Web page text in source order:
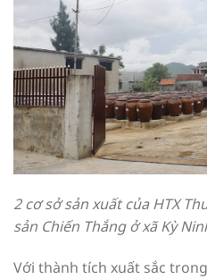
2 cơ sở sản xuất của HTX
sản Chiến Thắng ở xã Kỳ
Với thành tích xuất sắc